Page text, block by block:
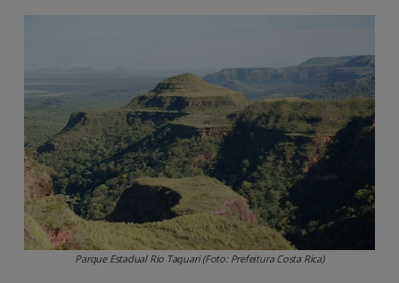
Parque Estadual Rio Taquari (Foto: Prefeitura Costa Rica)